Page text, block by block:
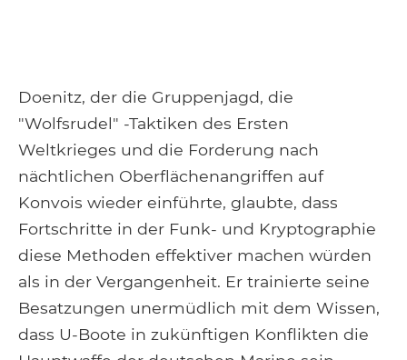
Doenitz, der die Gruppenjagd, die
"Wolfsrudel" -Taktiken des Ersten
Weltkrieges und die Forderung nach
nächtlichen Oberflächenangriffen auf
Konvois wieder einführte, glaubte, dass
Fortschritte in der Funk- und Kryptographie
diese Methoden effektiver machen würden
als in der Vergangenheit. Er trainierte seine
Besatzungen unermüdlich mit dem Wissen,
dass U-Boote in zukünftigen Konflikten die